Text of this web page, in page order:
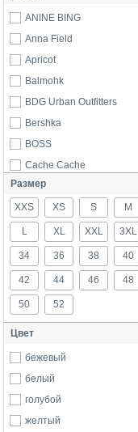
ANINE BING
Anna Field
Apricot
Balmohk
BDG Urban Outfitters
Bershka
BOSS
Cache Cache
Desigual
Dreimaster
even&odd
faina
Guess
IRO
JDY
Kaffe
LeGer by Lena Gercke
LIPSY
Liu Jo
Mango
Размер
XXS XS S M
L XL XXL 3XL
34 36 38 40
42 44 46 48
50 52
Цвет
бежевый
белый
голубой
желтый